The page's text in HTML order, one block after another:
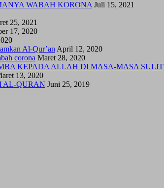
WABAH KORONA Juli 15, 2021
25, 2021
17, 2020
Al-Qur’an April 12, 2020
corona Maret 28, 2020
KEPADA ALLAH DI MASA-MASA SULIT
13, 2020
AL-QURAN Juni 25, 2019